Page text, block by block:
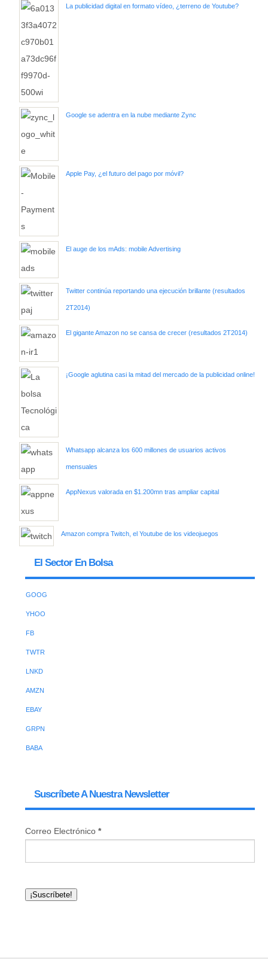
La publicidad digital en formato vídeo, ¿terreno de Youtube?
Google se adentra en la nube mediante Zync
Apple Pay, ¿el futuro del pago por móvil?
El auge de los mAds: mobile Advertising
Twitter continúa reportando una ejecución brillante (resultados
2T2014)
El gigante Amazon no se cansa de crecer (resultados 2T2014)
¡Google aglutina casi la mitad del mercado de la publicidad online!
Whatsapp alcanza los 600 millones de usuarios activos
mensuales
AppNexus valorada en $1.200mn tras ampliar capital
Amazon compra Twitch, el Youtube de los videojuegos
El Sector En Bolsa
GOOG
YHOO
FB
TWTR
LNKD
AMZN
EBAY
GRPN
BABA
Suscríbete A Nuestra Newsletter
Correo Electrónico *